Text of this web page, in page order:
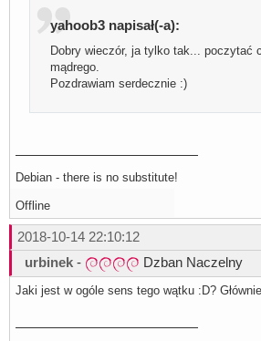
yahoob3 napisał(-a):
Dobry wieczór, ja tylko tak... poczytać
mądrego.
Pozdrawiam serdecznie :)
Debian - there is no substitute!
Offline
2018-10-14 22:10:12
urbinek - Dzban Naczelny
Jaki jest w ogóle sens tego wątku :D?